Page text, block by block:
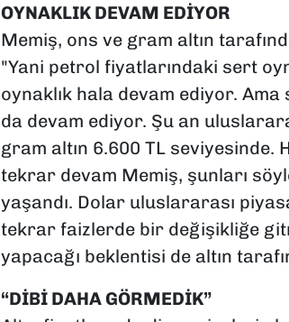
OYNAKLIK DEVAM EDİYOR
Memiş, ons ve gram altın
"Yani petrol fiyatlarındaki sert
oynaklık hala devam ediyor.
da devam ediyor. Şu an
gram altın 6.600 TL seviyesinde.
tekrar devam Memiş, şunları
yaşandı. Dolar uluslararası
tekrar faizlerde bir değişikliğe
yapacağı beklentisi de altın
“DİBİ DAHA GÖRMEDİK”